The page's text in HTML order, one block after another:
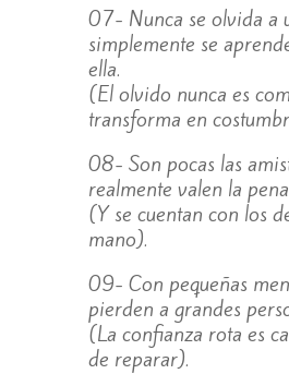
07- Nunca se olvida a
simplemente se
ella.
(El olvido nunca es
transforma en
08- Son pocas las
realmente valen la
(Y se cuentan con los
mano).
09- Con pequeñas
pierden a grandes
(La confianza rota es
de reparar).